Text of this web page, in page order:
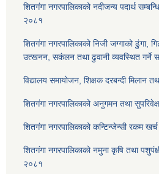
शितगंगा नगरपालिकाको नदीजन्य पदार्थ
२०८१
शितगंगा नगरपालिकाको निजी जग्गाको ढुंगा,
उत्खनन, सकंलन तथा ढुवानी व्यवस्थित गर्ने
विद्यालय समायोजन, शिक्षक दरबन्दी मिलान
शितगंगा नगरपालिकाको अनुगमन तथा
शितगंगा नगरपालिकाको कन्टिन्जेन्सी रकम खर्च
शितगंगा नगरपालिकाको नमुना कृषि तथा
२०८१